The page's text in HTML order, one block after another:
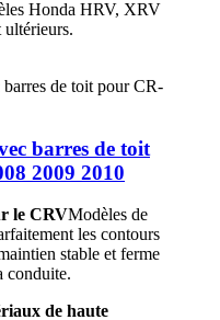
Honda HRV, XRV
ultérieurs.
barres de toit
2009 2010
le CRVModèles de
les contours
stable et ferme
conduite.
de haute